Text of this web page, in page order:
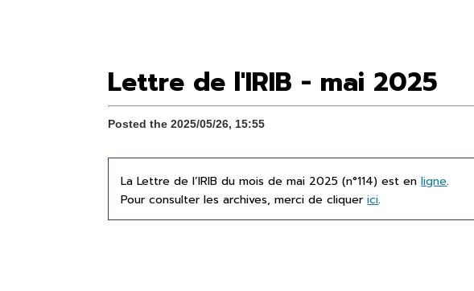
Lettre de l'IRIB - mai 2025
Posted the 2025/05/26, 15:55
La Lettre de l’IRIB du mois de mai 2025 (n°114) est enligne.
Pour consulter les archives, merci de cliquerici.